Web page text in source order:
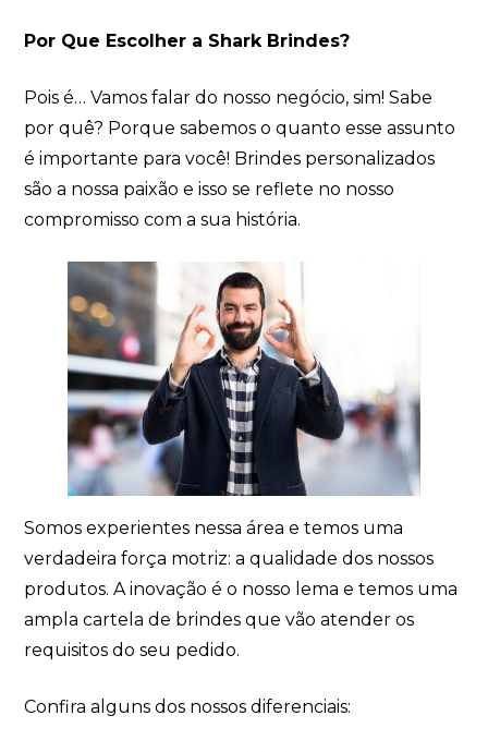
Por Que Escolher a Shark Brindes?
Pois é… Vamos falar do nosso negócio, sim! Sabe
por quê? Porque sabemos o quanto esse assunto
é importante para você! Brindes personalizados
são a nossa paixão e isso se reflete no nosso
compromisso com a sua história.
Somos experientes nessa área e temos uma
verdadeira força motriz: a qualidade dos nossos
produtos. A inovação é o nosso lema e temos uma
ampla cartela de brindes que vão atender os
requisitos do seu pedido.
Confira alguns dos nossos diferenciais: